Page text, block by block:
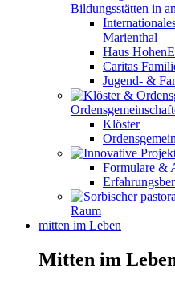
Bildungsstätten in
Marienthal
Haus
Caritas
Jugend- &
Klöster
Formulare &
Raum
mitten im Leben
Mitten im